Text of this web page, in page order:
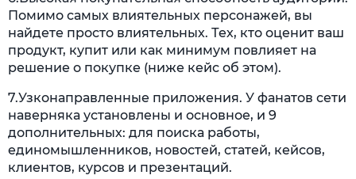
Помимо самых влиятельных персонажей, вы
найдете просто влиятельных. Тех, кто оценит ваш
продукт, купит или как минимум повлияет на
решение о покупке (ниже кейс об этом).
7.Узконаправленные приложения. У фанатов сети
наверняка установлены и основное, и 9
дополнительных: для поиска работы,
единомышленников, новостей, статей, кейсов,
клиентов, курсов и презентаций.